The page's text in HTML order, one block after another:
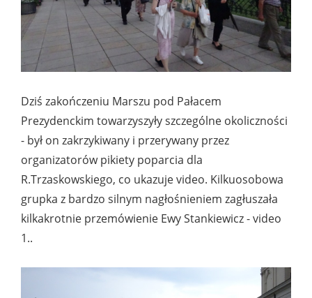
Dziś zakończeniu Marszu pod Pałacem
Prezydenckim towarzyszyły szczególne okoliczności
- był on zakrzykiwany i przerywany przez
organizatorów pikiety poparcia dla
R.Trzaskowskiego, co ukazuje video. Kilkuosobowa
grupka z bardzo silnym nagłośnieniem zagłuszała
kilkakrotnie przemówienie Ewy Stankiewicz - video
1..